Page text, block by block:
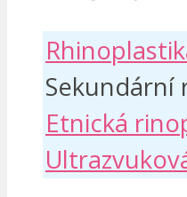
Sekundární
Etnická